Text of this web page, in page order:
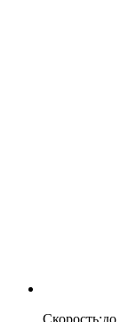
Скорость:до